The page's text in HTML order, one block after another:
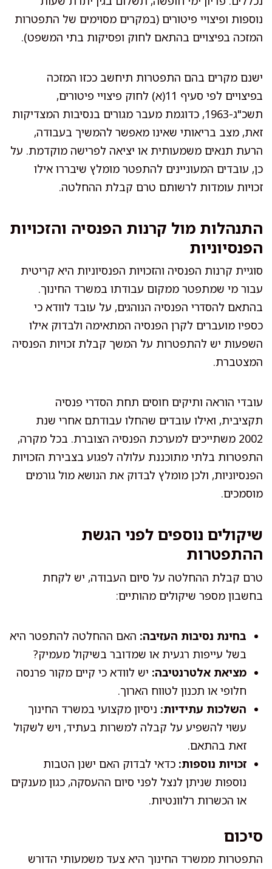
נוספות ופיצויי פיטורים (במקרים מסוימים של התפטרות
המזכה בפיצויים בהתאם לחוק ופסיקות בתי המשפט).
ישנם מקרים בהם התפטרות תיחשב ככזו המזכה
בפיצויים לפי סעיף 11(א) לחוק פיצויי פיטורים,
תשכ"ג-1963, כדוגמת מעבר מגורים בנסיבות המצדיקות
זאת, מצב בריאותי שאינו מאפשר להמשיך בעבודה,
הרעת תנאים משמעותית או יציאה לפרישה מוקדמת. על
כן, עובדים המעוניינים להתפטר מומלץ שיבררו אילו
זכויות עומדות לרשותם טרם קבלת ההחלטה.
התנהלות מול קרנות הפנסיה והזכויות
הפנסיוניות
סוגיית קרנות הפנסיה והזכויות הפנסיוניות היא קריטית
עבור מי שמתפטר ממקום עבודתו במשרד החינוך.
בהתאם להסדרי הפנסיה הנוהגים, על עובד לוודא כי
כספיו מועברים לקרן הפנסיה המתאימה ולבדוק אילו
השפעות יש להתפטרות על המשך קבלת זכויות הפנסיה
המצטברת.
עובדי הוראה ותיקים חוסים תחת הסדרי פנסיה
תקציבית, ואילו עובדים שהחלו עבודתם אחרי שנת
2002 משתייכים למערכת הפנסיה הצוברת. בכל מקרה,
התפטרות בלתי מתוכננת עלולה לפגוע בצבירת הזכויות
הפנסיוניות, ולכן מומלץ לבדוק את הנושא מול גורמים
מוסמכים.
שיקולים נוספים לפני הגשת
ההתפטרות
טרם קבלת ההחלטה על סיום העבודה, יש לקחת
בחשבון מספר שיקולים מהותיים:
בחינת נסיבות העזיבה: האם ההחלטה להתפטר היא
בשל עייפות רגעית או שמדובר בשיקול מעמיק?
מציאת אלטרנטיבה: יש לוודא כי קיים מקור פרנסה
חלופי או תכנון לטווח הארוך.
השלכות עתידיות: ניסיון מקצועי במשרד החינוך
עשוי להשפיע על קבלה למשרות בעתיד, ויש לשקול
זאת בהתאם.
זכויות נוספות: כדאי לבדוק האם ישנן הטבות
נוספות שניתן לנצל לפני סיום ההעסקה, כגון מענקים
או הכשרות רלוונטיות.
סיכום
התפטרות ממשרד החינוך היא צעד משמעותי הדורש